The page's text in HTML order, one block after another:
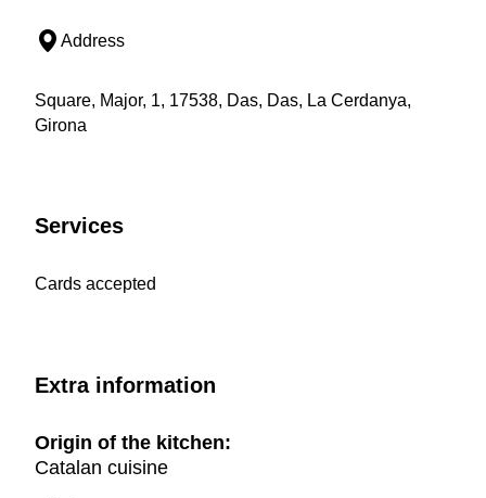
Address
Square, Major, 1, 17538, Das, Das, La Cerdanya,
Girona
Services
Cards accepted
Extra information
Origin of the kitchen:
Catalan cuisine